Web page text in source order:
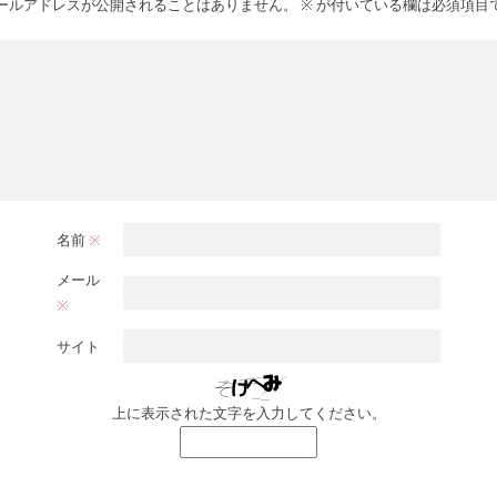
ルアドレスが公開されることはありません。 ※ が付いている欄は必須項目
名前 ※
メール
※
サイト
上に表示された文字を入力してください。